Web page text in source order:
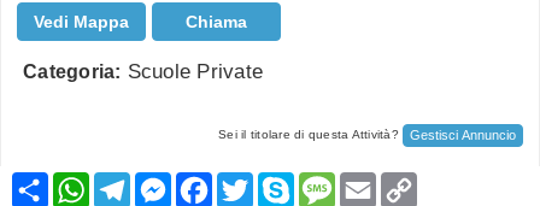
Vedi Mappa Chiama
Categoria: Scuole Private
Sei il titolare di questa Attività? Gestisci Annuncio
CondividiWhatsApp
TelegramMessenger
Facebook
TwitterSkypeMessage
Email